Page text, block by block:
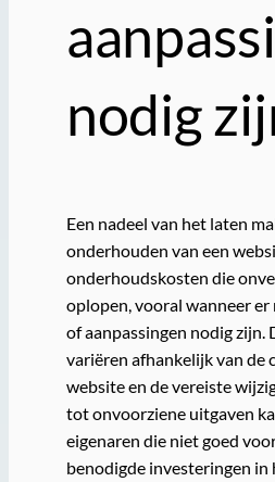
nodig
Een nadeel van het laten
onderhouden van een
onderhoudskosten die
oplopen, vooral wanneer
of aanpassingen nodig zijn.
variëren afhankelijk van de
website en de vereiste
tot onvoorziene uitgaven
eigenaren die niet goed
benodigde investeringen in